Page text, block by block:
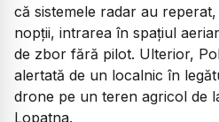
că sistemele radar au
nopții, intrarea în spațiul
de zbor fără pilot. Ulterior,
alertată de un localnic în
drone pe un teren agricol de
Lopatna.